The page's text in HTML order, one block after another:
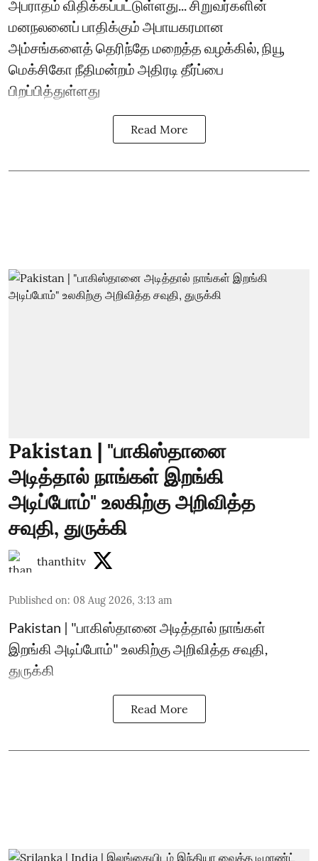
அபராதம் விதிக்கப்பட்டுள்ளது... சிறுவர்களின்
மனநலனைப் பாதிக்கும் அபாயகரமான
அம்சங்களைத் தெரிந்தே மறைத்த வழக்கில், நியூ
மெக்சிகோ நீதிமன்றம் அதிரடி தீர்ப்பை
பிறப்பித்துள்ளது
Read More
Pakistan | "பாகிஸ்தானை
அடித்தால் நாங்கள் இறங்கி
அடிப்போம்" உலகிற்கு அறிவித்த
சவுதி, துருக்கி
thanthitv
Published on: 08 Aug 2026, 3:13 am
Pakistan | "பாகிஸ்தானை அடித்தால் நாங்கள்
இறங்கி அடிப்போம்" உலகிற்கு அறிவித்த சவுதி,
துருக்கி
Read More